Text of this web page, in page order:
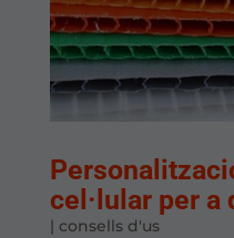
cel·lular per
| consells d'us